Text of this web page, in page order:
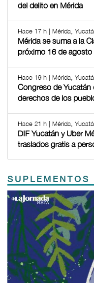
del delito en Mérida
Hace 17 h | Mérida,
Mérida se suma a la
próximo 16 de agosto
Hace 19 h | Mérida,
Congreso de Yucatán
derechos de los
Hace 21 h | Mérida,
DIF Yucatán y Uber
traslados gratis a
SUPLEMENTOS